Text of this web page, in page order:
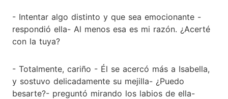
- Intentar algo distinto y que sea emocionante -
respondió ella- Al menos esa es mi razón. ¿Acerté
con la tuya?
- Totalmente, cariño - Él se acercó más a Isabella,
y sostuvo delicadamente su mejilla- ¿Puedo
besarte?- preguntó mirando los labios de ella-